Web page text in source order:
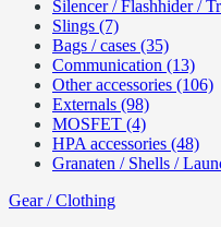
Silencer / Flashhider /
Slings (7)
Bags / cases (35)
Communication (13)
Other accessories (106)
Externals (98)
MOSFET (4)
HPA accessories (48)
Granaten / Shells /
Gear / Clothing